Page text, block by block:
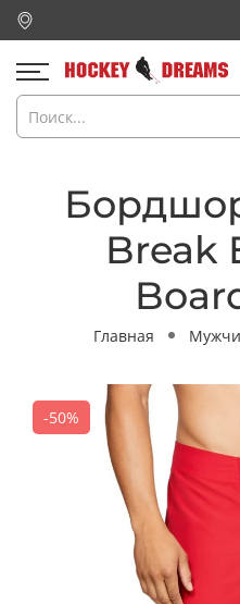
Break
Главная
-50%